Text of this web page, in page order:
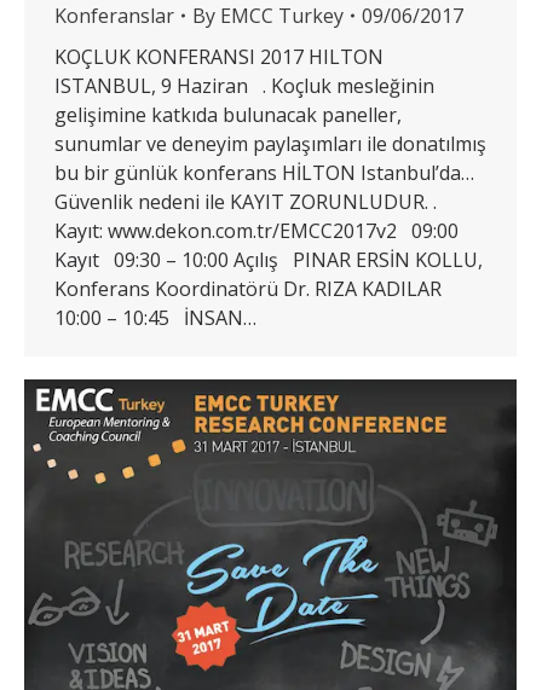
Konferanslar By EMCC Turkey
09/06/2017
KOÇLUK KONFERANSI 2017 HILTON
ISTANBUL, 9 Haziran . Koçluk mesleğinin
gelişimine katkıda bulunacak paneller,
sunumlar ve deneyim paylaşımları ile donatılmış
bu bir günlük konferans HİLTON Istanbul’da…
Güvenlik nedeni ile KAYIT ZORUNLUDUR. .
Kayıt: www.dekon.com.tr/EMCC2017v2 09:00
Kayıt 09:30 – 10:00 Açılış PINAR ERSİN KOLLU,
Konferans Koordinatörü Dr. RIZA KADILAR
10:00 – 10:45 İNSAN…